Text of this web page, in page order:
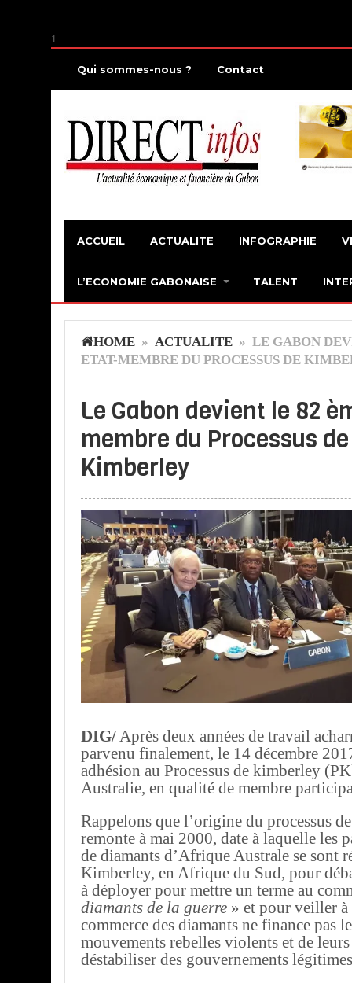
1
Qui sommes-nous ? Contact
ACCUEIL ACTUALITE INFOGRAPHIE
L’ECONOMIE GABONAISE TALENT
HOME » ACTUALITE » LE GABON
ETAT-MEMBRE DU PROCESSUS DE
Le Gabon devient le 82
membre du Processus de
Kimberley
DIG/ Après deux années de travail
parvenu finalement, le 14 décembre
adhésion au Processus de kimberley
Australie, en qualité de membre
Rappelons que l’origine du processus
remonte à mai 2000, date à laquelle les
de diamants d’Afrique Australe se sont
Kimberley, en Afrique du Sud, pour
à déployer pour mettre un terme au
diamants de la guerre » et pour veiller à
commerce des diamants ne finance pas
mouvements rebelles violents et de
déstabiliser des gouvernements